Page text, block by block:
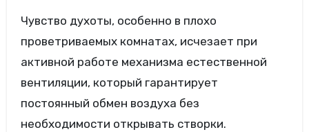
Чувство духоты, особенно в плохо
проветриваемых комнатах, исчезает при
активной работе механизма естественной
вентиляции, который гарантирует
постоянный обмен воздуха без
необходимости открывать створки.